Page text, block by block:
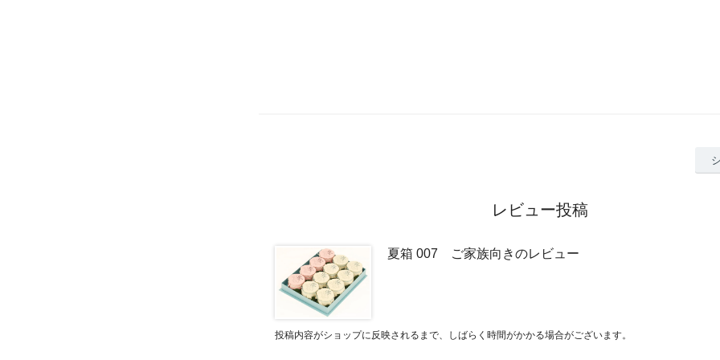
レビュー投稿
夏箱 007 ご家族向きのレビュー
投稿内容がショップに反映されるまで、しばらく時間がかかる場合がございます。